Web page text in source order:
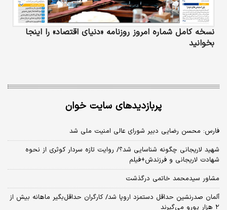
نسخه کامل شماره امروز روزنامه «دنیای‌ اقتصاد» را اینجا
بخوانید
پربازدیدهای سایت خوان
فارس: محسن رضایی دبیر شورای عالی امنیت ملی شد
شهید لاریجانی چگونه شناسایی شد؟/ روایت تازه سردار کوثری از نحوه
شهادت لاریجانی و فرزندش+فیلم
مشاور سیدمحمد خاتمی درگذشت
آلمان صدرنشین حداقل دستمزد اروپا شد/ کارگران حداقل‌بگیر ماهانه بیش از
۲ هزار یورو می‌گیرند